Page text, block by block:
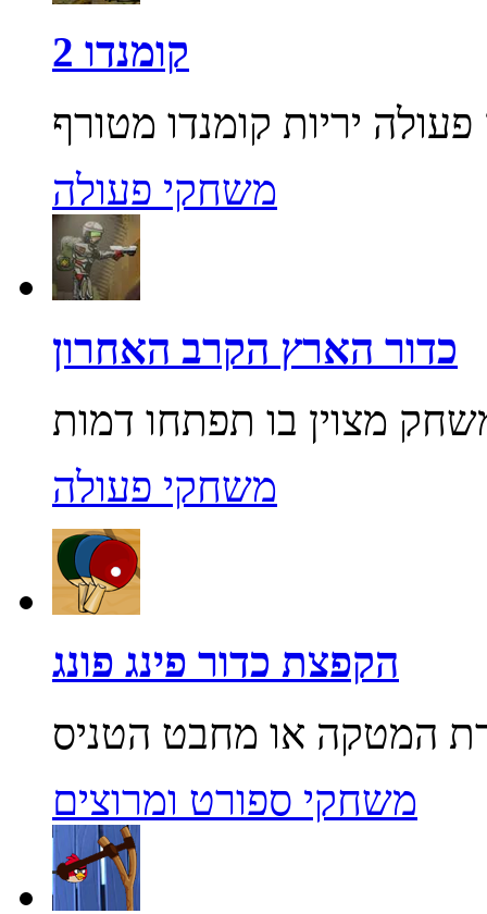
קומנדו 2
משחקי פעולה
כדור הארץ הקרב האחרון
משחקי פעולה
הקפצת כדור פינג פונג
משחקי ספורט ומרוצים